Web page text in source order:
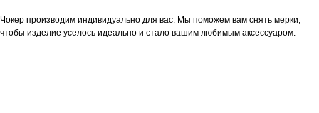
Чокер производим индивидуально для вас. Мы поможем вам снять мерки,
чтобы изделие уселось идеально и стало вашим любимым аксессуаром.